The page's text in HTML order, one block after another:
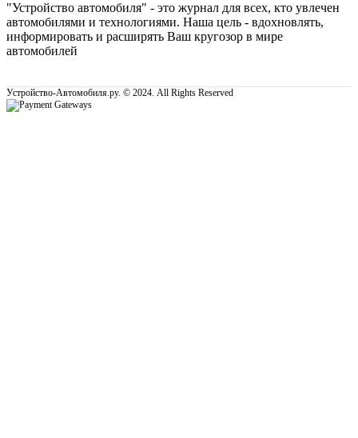
"Устройство автомобиля" - это журнал для всех, кто увлечен
автомобилями и технологиями. Наша цель - вдохновлять,
информировать и расширять Ваш кругозор в мире
автомобилей
Устройство-Автомобиля.ру. © 2024. All Rights Reserved